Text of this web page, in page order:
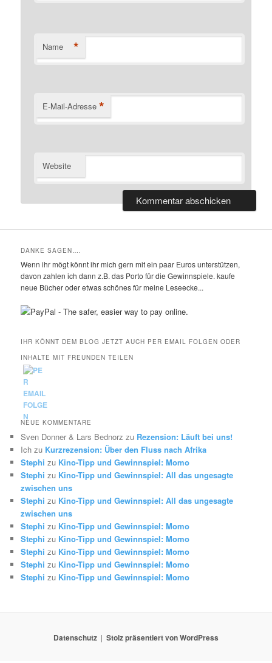
Name *
E-Mail-Adresse *
Website
DANKE SAGEN….
Wenn ihr mögt könnt ihr mich gern mit ein paar Euros unterstützen,
davon zahlen ich dann z.B. das Porto für die Gewinnspiele. kaufe
neue Bücher oder etwas schönes für meine Leseecke...
IHR KÖNNT DEM BLOG JETZT AUCH PER EMAIL FOLGEN ODER
INHALTE MIT FREUNDEN TEILEN
NEUE KOMMENTARE
Sven Donner & Lars Bednorz zu Rezension: Läuft bei uns!
Ich zu Kurzrezension: Über den Fluss nach Afrika
Stephi zu Kino-Tipp und Gewinnspiel: Momo
Stephi zu Kino-Tipp und Gewinnspiel: All das ungesagte
zwischen uns
Stephi zu Kino-Tipp und Gewinnspiel: All das ungesagte
zwischen uns
Stephi zu Kino-Tipp und Gewinnspiel: Momo
Stephi zu Kino-Tipp und Gewinnspiel: Momo
Stephi zu Kino-Tipp und Gewinnspiel: Momo
Stephi zu Kino-Tipp und Gewinnspiel: Momo
Stephi zu Kino-Tipp und Gewinnspiel: Momo
Datenschutz Stolz präsentiert von WordPress